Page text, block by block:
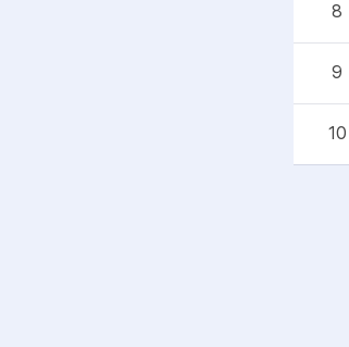
8
9
10